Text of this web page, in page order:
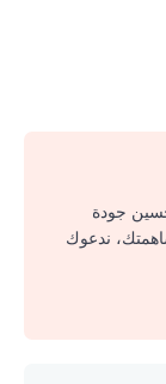
جودة
ندعوك